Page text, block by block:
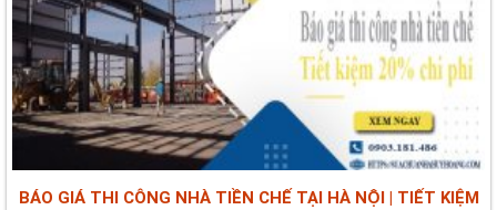
BÁO GIÁ THI CÔNG NHÀ TIỀN CHẾ TẠI HÀ NỘI | TIẾT KIỆM